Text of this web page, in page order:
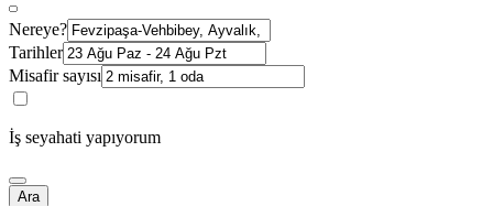
Nereye?
Tarihler
Misafir sayısı
İş seyahati yapıyorum
Ara